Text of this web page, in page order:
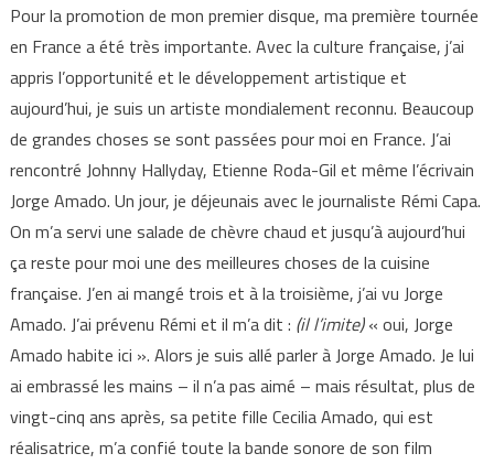
Pour la promotion de mon premier disque, ma première tournée
en France a été très importante. Avec la culture française, j’ai
appris l’opportunité et le développement artistique et
aujourd’hui, je suis un artiste mondialement reconnu. Beaucoup
de grandes choses se sont passées pour moi en France. J’ai
rencontré Johnny Hallyday, Etienne Roda-Gil et même l’écrivain
Jorge Amado. Un jour, je déjeunais avec le journaliste Rémi Capa.
On m’a servi une salade de chèvre chaud et jusqu’à aujourd’hui
ça reste pour moi une des meilleures choses de la cuisine
française. J’en ai mangé trois et à la troisième, j’ai vu Jorge
Amado. J’ai prévenu Rémi et il m’a dit : (il l’imite)« oui, Jorge
Amado habite ici ». Alors je suis allé parler à Jorge Amado. Je lui
ai embrassé les mains – il n’a pas aimé – mais résultat, plus de
vingt-cinq ans après, sa petite fille Cecilia Amado, qui est
réalisatrice, m’a confié toute la bande sonore de son film